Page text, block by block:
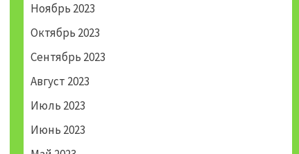
Ноябрь 2023
Октябрь 2023
Сентябрь 2023
Август 2023
Июль 2023
Июнь 2023